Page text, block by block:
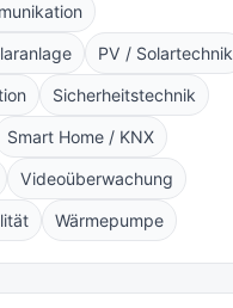
PV / Solartechnik
Sicherheitstechnik
Smart Home / KNX
Videoüberwachung
Wärmepumpe